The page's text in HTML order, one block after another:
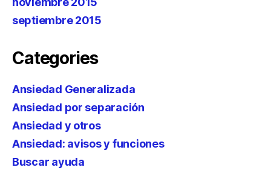
septiembre 2015
Categories
Ansiedad Generalizada
Ansiedad por separación
Ansiedad y otros
Ansiedad: avisos y funciones
Buscar ayuda